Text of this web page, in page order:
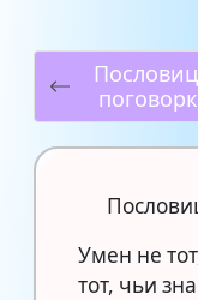
Умен не
тот, чьи